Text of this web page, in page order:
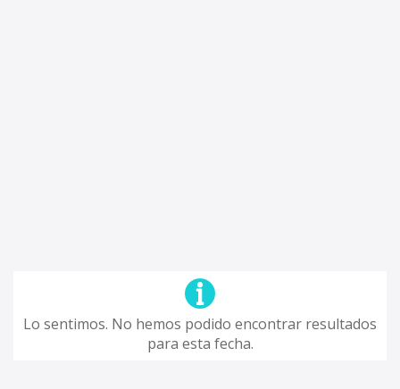
Lo sentimos. No hemos podido encontrar resultados
para esta fecha.